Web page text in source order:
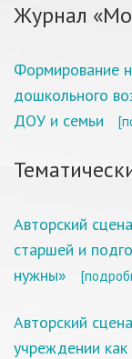
Журнал
Формирование
дошкольного
ДОУ и семьи
Авторский
старшей и
нужны»
Авторский
учреждении